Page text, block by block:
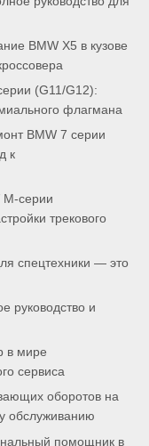
BMW X5 в кузове
(G11/G12):
флагмана
BMW 7 серии
к
серии
трекового
спецтехники — это
руководство и
в мире
сервиса
оборотов на
обслуживанию
помощник в